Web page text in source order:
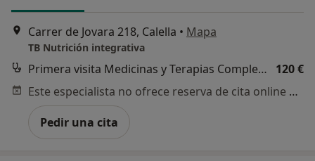
Carrer de Jovara 218, Calella • Mapa
TB Nutrición integrativa
Primera visita Medicinas y Terapias Complementarias
120 €
Este especialista no ofrece reserva de cita online en esta dirección.
Pedir una cita